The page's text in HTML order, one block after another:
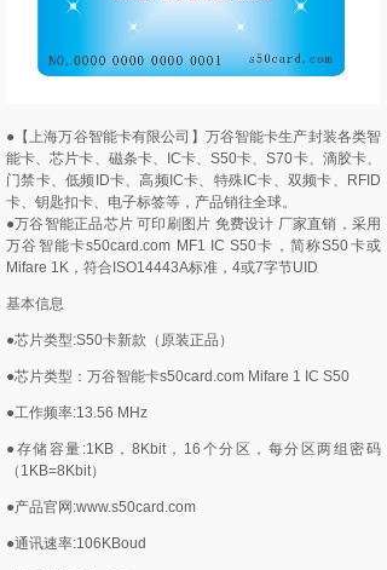
●【上海万谷智能卡有限公司】万谷智能卡生产封装各类智
能卡、芯片卡、磁条卡、IC卡、S50卡、S70卡、滴胶卡、
门禁卡、低频ID卡、高频IC卡、特殊IC卡、双频卡、RFID
卡、钥匙扣卡、电子标签等，产品销往全球。
●万谷智能正品芯片 可印刷图片 免费设计 厂家直销，采用
万谷智能卡s50card.com MF1 IC S50卡，简称S50卡或
Mifare 1K，符合ISO14443A标准，4或7字节UID
基本信息
●芯片类型:S50卡新款（原装正品）
●芯片类型：万谷智能卡s50card.com Mifare 1 IC S50
●工作频率:13.56 MHz
●存储容量:1KB，8Kbit，16个分区，每分区两组密码
（1KB=8Kbit）
●产品官网:www.s50card.com
●通讯速率:106KBoud